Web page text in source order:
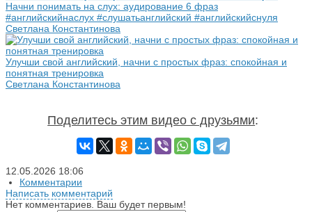
Начни понимать на слух: аудирование 6 фраз
#английскийнаслух #слушатьанглийский #английскийснуля
Светлана Константинова
Улучши свой английский, начни с простых фраз: спокойная и
понятная тренировка
Светлана Константинова
Поделитесь этим видео с друзьями:
12.05.2026 18:06
Комментарии
Написать комментарий
Нет комментариев. Ваш будет первым!